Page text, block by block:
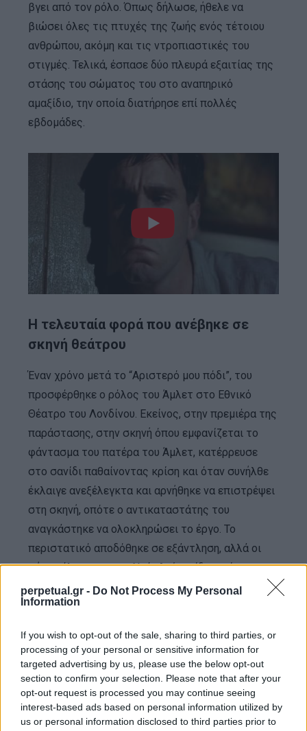
perpetual.gr - Do Not Process My Personal
Information
If you wish to opt-out of the sale, sharing to third parties, or
processing of your personal or sensitive information for
targeted advertising by us, please use the below opt-out
section to confirm your selection. Please note that after your
opt-out request is processed you may continue seeing
interest-based ads based on personal information utilized by
us or personal information disclosed to third parties prior to
βγει από τον ρόλο. Όπως δήλωσε, ήθελε να
βιώσει όλες τις πτυχές της ζωής ενός τέτοιου
ανθρώπου, ακόμη και τις ντροπιαστικές του
στιγμές. Τελικά, έσπασε δύο πλευρά εξαιτίας της
στάσης του σώματος του στο αναπηρικό
αμαξίδιο, την οποία διατήρησε επί πολλές
εβδομάδες.
Η τελευταία φορά που ανέβηκε σε
σκηνή θεάτρου
Έναν χρόνο μετά το “Αριστερό μου πόδι”, του
προσφέρθηκε ο ρόλος του Άμλετ στο Εθνικό
Θέατρο του Λονδίνου. Εκείνος, στην πρεμιέρα της
παράστασης, στην σκηνή όπου εμφανίζεται το
φάντασμα του πατέρα του Άμλετ, κατέρρευσε
στο σανίδι παθαίνοντας κρίση και όταν συνήλθε
έκλαιγε ανεξέλεγκτα και αρνήθηκε να επιστρέψει
στη σκηνή, οπότε ο αντικαταστάτης του
αναγκάστηκε να ολοκληρώσει το έργο. Το
περιστατικό αποδόθηκε σε εξάντληση, αλλά οι
φήμες έλεγαν πως ο Ντέι Λούις είδε εκείνη την
στιγμή το φάντασμα του δικού του πατέρα, κάτι
που ο ίδιος ο ηθοποιός επιβεβαίωσε μερικά
σκηνή.
Η ζωή στο δάσος για τον “Τελευταίο
των Μοϊκανών”